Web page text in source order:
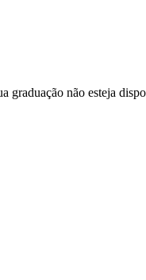
não esteja